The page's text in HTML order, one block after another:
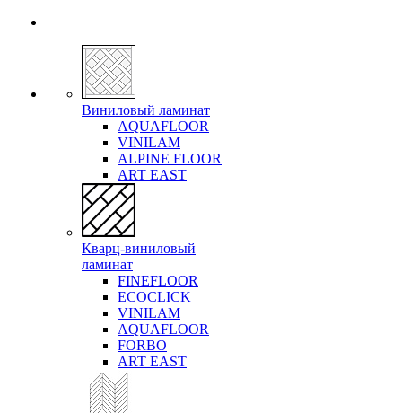
Виниловый ламинат
AQUAFLOOR
VINILAM
ALPINE FLOOR
ART EAST
Кварц-виниловый
ламинат
FINEFLOOR
ECOCLICK
VINILAM
AQUAFLOOR
FORBO
ART EAST